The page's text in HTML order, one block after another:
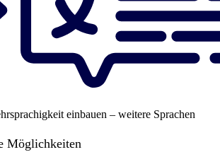
einbauen – weitere Sprachen
Möglichkeiten